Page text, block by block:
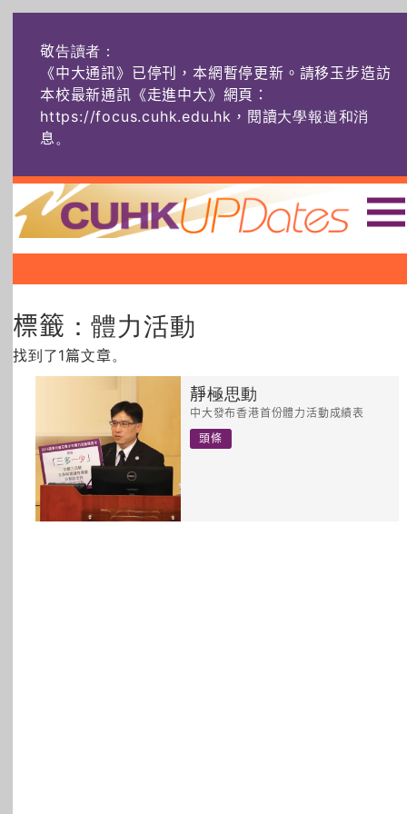
敬告讀者：
《中大通訊》已停刊，本網暫停更新。請移玉步造訪
本校最新通訊《走進中大》網頁：
https://focus.cuhk.edu.hk，閱讀大學報道和消
息。
主頁 |||
社創薈動 六物窺人
藝士匹靈 雅共賞
標籤：體力活動
找到了1篇文章。
靜極思動
中大發布香港首份體力活動成績表
頭條